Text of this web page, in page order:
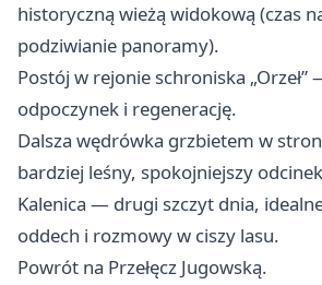
historyczną wieżą widokową (czas
podziwianie panoramy).
Postój w rejonie schroniska „Orzeł”
odpoczynek i regenerację.
Dalsza wędrówka grzbietem w
bardziej leśny, spokojniejszy
Kalenica — drugi szczyt dnia,
oddech i rozmowy w ciszy lasu.
Powrót na Przełęcz Jugowską.